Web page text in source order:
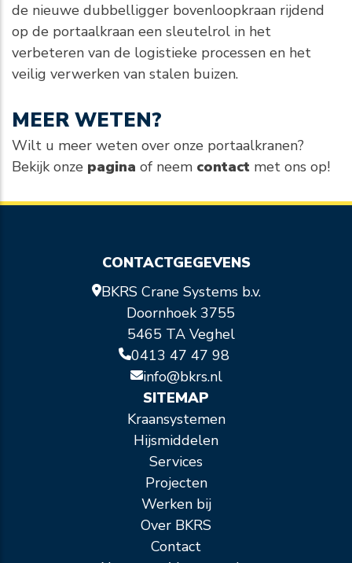
de nieuwe dubbelligger bovenloopkraan rijdend
op de portaalkraan een sleutelrol in het
verbeteren van de logistieke processen en het
veilig verwerken van stalen buizen.
MEER WETEN?
Wilt u meer weten over onze portaalkranen?
Bekijk onze pagina of neem contact met ons op!
CONTACTGEGEVENS
BKRS Crane Systems b.v.
Doornhoek 3755
5465 TA Veghel
0413 47 47 98
info@bkrs.nl
SITEMAP
Kraansystemen
Hijsmiddelen
Services
Projecten
Werken bij
Over BKRS
Contact